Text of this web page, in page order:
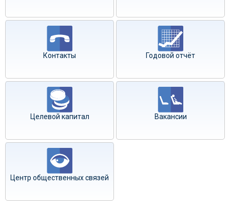
Контакты Годовой отчёт
Целевой капитал Вакансии
Центр общественных связей